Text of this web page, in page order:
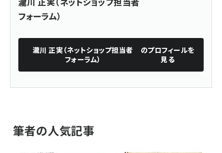
フォーラム）
瀧川 正実（ネットショップ担当者
フォーラム）
のプロフィールを
見る
筆者の人気記事